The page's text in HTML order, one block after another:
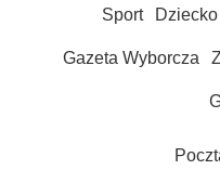
Sport Dziecko
Gazeta Wyborcza